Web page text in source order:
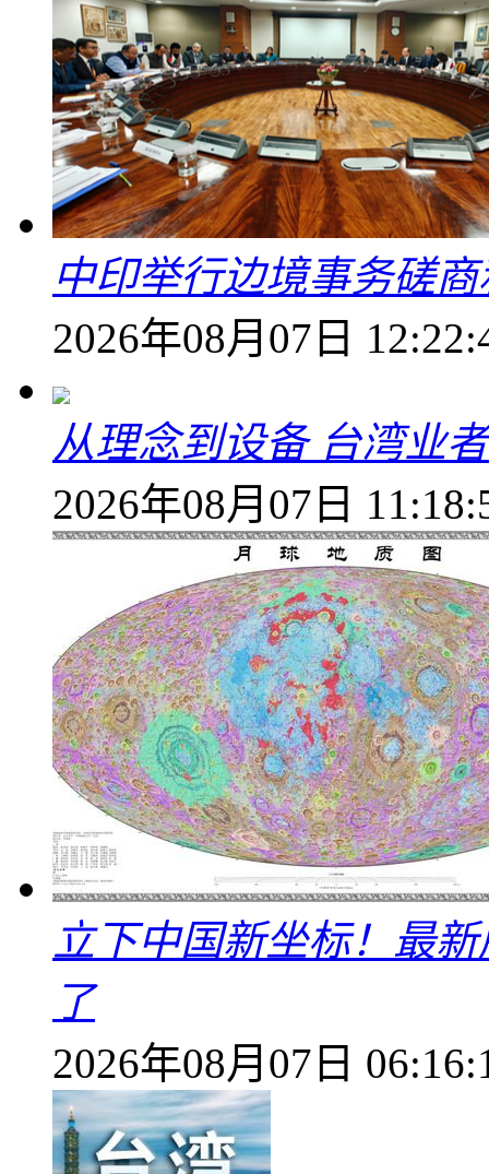
中印举行边境事务磋
2026年08月07日
从理念到设备 台湾业
2026年08月07日
立下中国新坐标！最
了
2026年08月07日